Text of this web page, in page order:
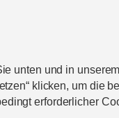
unten und in
klicken, um die
erforderlicher